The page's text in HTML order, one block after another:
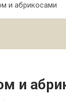
и абрикосами
и